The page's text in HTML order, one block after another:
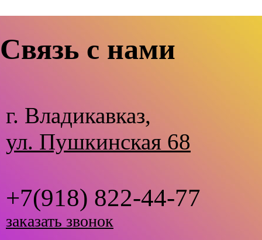
Связь с нами
г. Владикавказ,
ул. Пушкинская 68
+7(918) 822-44-77
заказать звонок